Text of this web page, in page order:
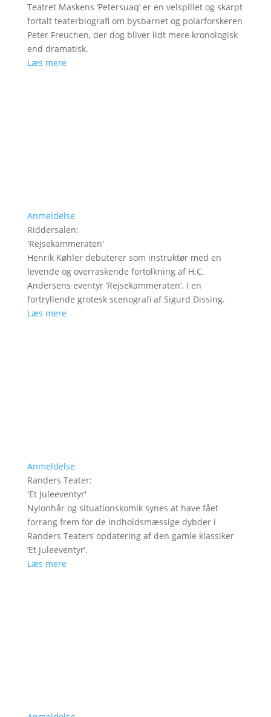
Teatret Maskens ’Petersuaq’ er en velspillet og skarpt
fortalt teaterbiografi om bysbarnet og polarforskeren
Peter Freuchen, der dog bliver lidt mere kronologisk
end dramatisk.
Læs mere
Anmeldelse
Riddersalen:
'Rejsekammeraten'
Henrik Køhler debuterer som instruktør med en
levende og overraskende fortolkning af H.C.
Andersens eventyr ’Rejsekammeraten’. I en
fortryllende grotesk scenografi af Sigurd Dissing.
Læs mere
Anmeldelse
Randers Teater:
'Et Juleeventyr'
Nylonhår og situationskomik synes at have fået
forrang frem for de indholdsmæssige dybder i
Randers Teaters opdatering af den gamle klassiker
’Et Juleeventyr’.
Læs mere